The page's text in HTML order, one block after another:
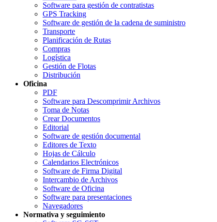
Software para gestión de contratistas
GPS Tracking
Software de gestión de la cadena de suministro
Transporte
Planificación de Rutas
Compras
Logística
Gestión de Flotas
Distribución
Oficina
PDF
Software para Descomprimir Archivos
Toma de Notas
Crear Documentos
Editorial
Software de gestión documental
Editores de Texto
Hojas de Cálculo
Calendarios Electrónicos
Software de Firma Digital
Intercambio de Archivos
Software de Oficina
Software para presentaciones
Navegadores
Normativa y seguimiento